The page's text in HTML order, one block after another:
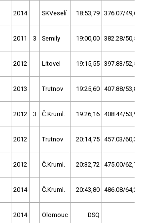
2014 SKVeselí 18:53,79 376.07/49,6
2011 3 Semily 19:00,00 382.28/50,5
2012 Litovel 19:15,55 397.83/52,5
2013 Trutnov 19:25,60 407.88/53,8
2012 3 Č.Kruml. 19:26,16 408.44/53,9
2012 Trutnov 20:14,75 457.03/60,3
2012 Č.Kruml. 20:32,72 475.00/62,7
2014 Č.Kruml. 20:43,80 486.08/64,2
2014 Olomouc DSQ